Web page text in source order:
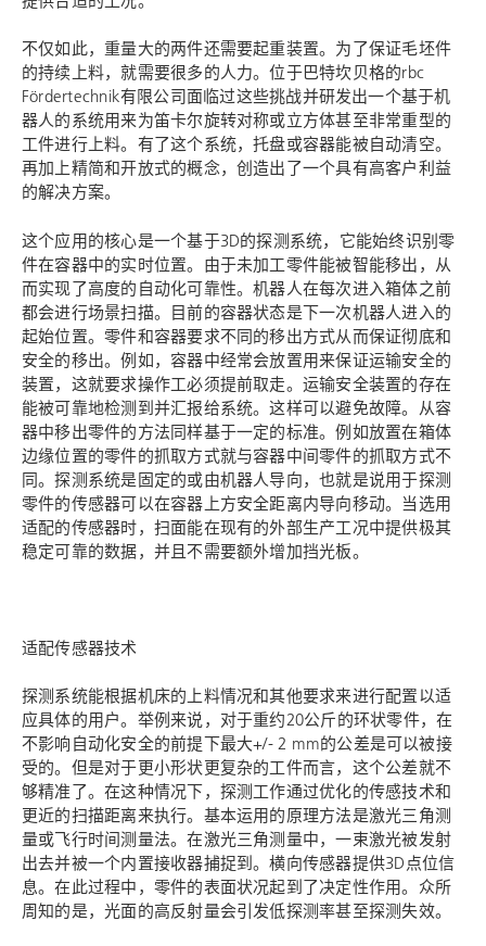
不仅如此，重量大的两件还需要起重装置。为了保证毛坯件
的持续上料，就需要很多的人力。位于巴特坎贝格的rbc
Fördertechnik有限公司面临过这些挑战并研发出一个基于机
器人的系统用来为笛卡尔旋转对称或立方体甚至非常重型的
工件进行上料。有了这个系统，托盘或容器能被自动清空。
再加上精简和开放式的概念，创造出了一个具有高客户利益
的解决方案。
这个应用的核心是一个基于3D的探测系统，它能始终识别零
件在容器中的实时位置。由于未加工零件能被智能移出，从
而实现了高度的自动化可靠性。机器人在每次进入箱体之前
都会进行场景扫描。目前的容器状态是下一次机器人进入的
起始位置。零件和容器要求不同的移出方式从而保证彻底和
安全的移出。例如，容器中经常会放置用来保证运输安全的
装置，这就要求操作工必须提前取走。运输安全装置的存在
能被可靠地检测到并汇报给系统。这样可以避免故障。从容
器中移出零件的方法同样基于一定的标准。例如放置在箱体
边缘位置的零件的抓取方式就与容器中间零件的抓取方式不
同。探测系统是固定的或由机器人导向，也就是说用于探测
零件的传感器可以在容器上方安全距离内导向移动。当选用
适配的传感器时，扫面能在现有的外部生产工况中提供极其
稳定可靠的数据，并且不需要额外增加挡光板。
适配传感器技术
探测系统能根据机床的上料情况和其他要求来进行配置以适
应具体的用户。举例来说，对于重约20公斤的环状零件，在
不影响自动化安全的前提下最大+/- 2 mm的公差是可以被接
受的。但是对于更小形状更复杂的工件而言，这个公差就不
够精准了。在这种情况下，探测工作通过优化的传感技术和
更近的扫描距离来执行。基本运用的原理方法是激光三角测
量或飞行时间测量法。在激光三角测量中，一束激光被发射
出去并被一个内置接收器捕捉到。横向传感器提供3D点位信
息。在此过程中，零件的表面状况起到了决定性作用。众所
周知的是，光面的高反射量会引发低探测率甚至探测失效。